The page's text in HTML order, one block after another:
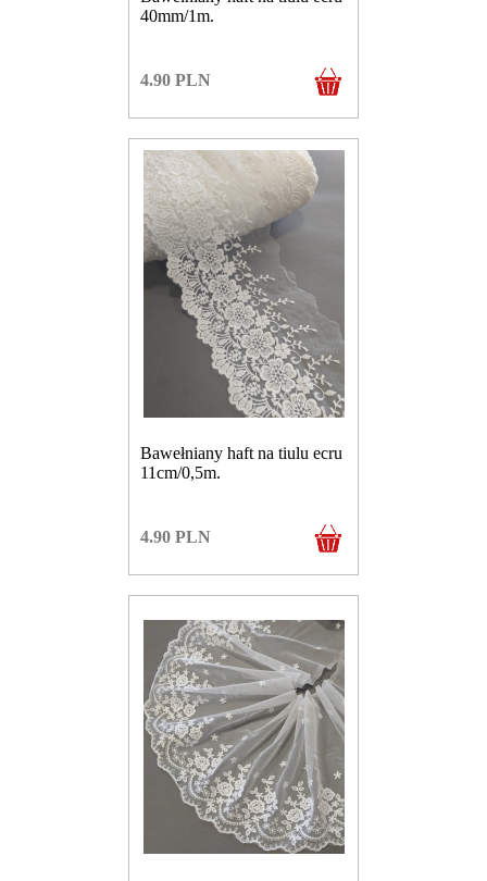
40mm/1m.
4.90 PLN
Bawełniany haft na tiulu ecru
11cm/0,5m.
4.90 PLN